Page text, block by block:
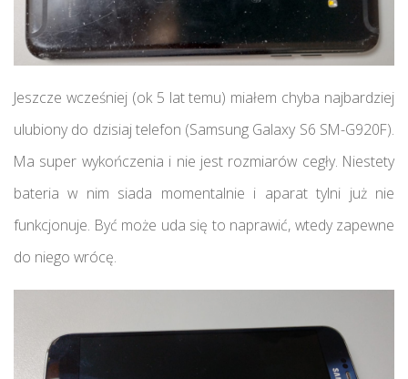
Jeszcze wcześniej (ok 5 lat temu) miałem chyba najbardziej
ulubiony do dzisiaj telefon (Samsung Galaxy S6 SM-G920F).
Ma super wykończenia i nie jest rozmiarów cegły. Niestety
bateria w nim siada momentalnie i aparat tylni już nie
funkcjonuje. Być może uda się to naprawić, wtedy zapewne
do niego wrócę.